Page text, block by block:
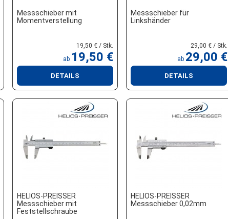
Messschieber mit
Momentverstellung
19,50 € / Stk.
ab 19,50 €
DETAILS
Messschieber für
Linkshänder
29,00 € / Stk.
ab 29,00 €
DETAILS
HELIOS-PREISSER
Messschieber mit
Feststellschraube
HELIOS-PREISSER
Messschieber 0,02mm